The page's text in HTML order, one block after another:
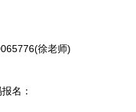
徐老师)
名：